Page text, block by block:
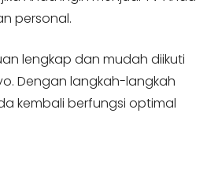
personal.
lengkap dan mudah diikuti
Dengan langkah-langkah
kembali berfungsi optimal